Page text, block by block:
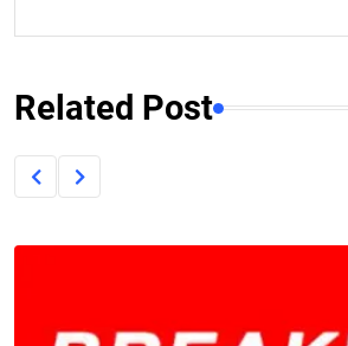
Related Post